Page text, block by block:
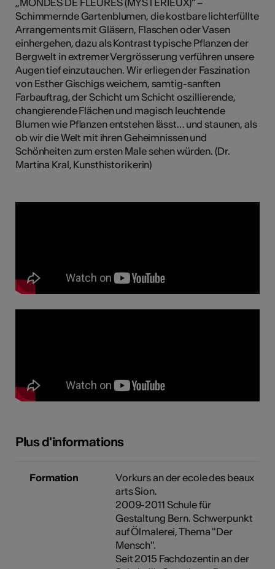
Schimmernde Gartenblumen, die kostbare lichterfüllte
Arrangements mit Gläsern, Flaschen oder Vasen
einhergehen, dazu als Kontrast typische Pflanzen der
Bergwelt in extremer Vergrösserung verführen unsere
Augen tief einzutauchen. Wir erliegen der Faszination
von Esther Gischigs weichem, samtig-sanften
Farbauftrag, der Schicht um Schicht oszillierende,
changierende Flächen und magisch leuchtende
Blumen wie Pflanzen entstehen lässt… und staunen, als
ob wir die Welt mit ihren Geheimnissen und
Schönheiten zum ersten Male sehen würden. (Dr.
Martina Kral, Kunsthistorikerin)
Plus d'informations
Formation
Vorkurs an der ecole des beaux
arts Sion.
2009-2011 Schule für
Gestaltung Bern. Schwerpunkt
auf Ölmalerei, Thema "Der
Mensch".
Seit 2015 Fachdozentin an der